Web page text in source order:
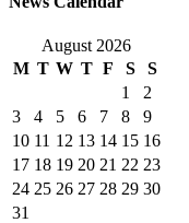
August 2026
M T W T F S
S
1
2
3
4 5 6 7 8
9
10 11 12 13 14 15 16
17 18 19 20 21 22 23
24 25 26 27 28 29 30
31